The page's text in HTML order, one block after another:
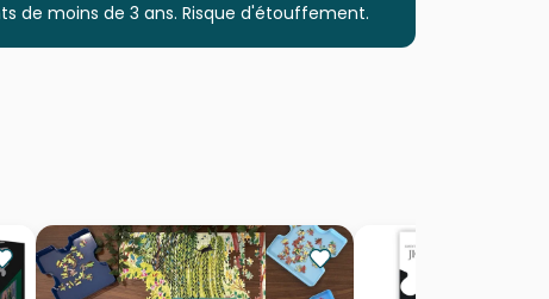
Puzzle pour Adultes (500 à 48.000
pièces)
de moins de 3 ans. Risque d'étouffement.